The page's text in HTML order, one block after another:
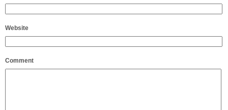
Website
Comment